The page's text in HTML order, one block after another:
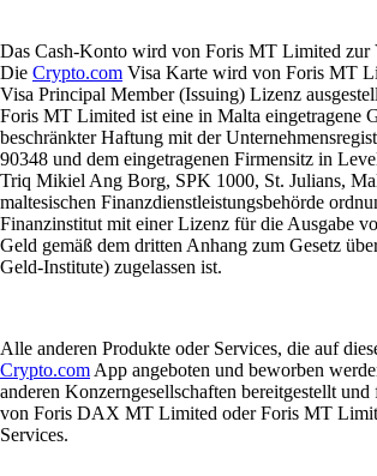
Das Cash-Konto wird von Foris MT Limited zur
Die Crypto.com Visa Karte wird von Foris MT
Visa Principal Member (Issuing) Lizenz
Foris MT Limited ist eine in Malta eingetragene
beschränkter Haftung mit der
90348 und dem eingetragenen Firmensitz in
Triq Mikiel Ang Borg, SPK 1000, St. Julians,
maltesischen Finanzdienstleistungsbehörde
Finanzinstitut mit einer Lizenz für die Ausgabe
Geld gemäß dem dritten Anhang zum Gesetz
Geld-Institute) zugelassen ist.
Alle anderen Produkte oder Services, die auf
Crypto.com App angeboten und beworben
anderen Konzerngesellschaften bereitgestellt
von Foris DAX MT Limited oder Foris MT
Services.